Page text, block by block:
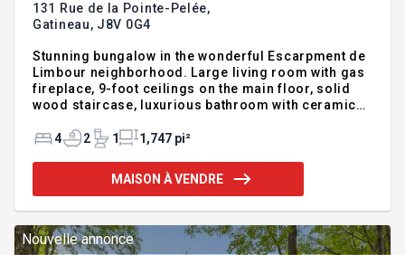
131 Rue de la Pointe-Pelée,
Gatineau, J8V 0G4
Stunning bungalow in the wonderful Escarpment de
Limbour neighborhood. Large living room with gas
fireplace, 9-foot ceilings on the main floor, solid
wood staircase, luxurious bathroom with ceramic
closet, interlock entrance, private, wooded and
visit will reveal all the extras this wonderful
property has to offer. INCLUSIONS Dishwasher, light
EXCLUSIONS Curtains and rods in the basement
bedrooms, rente
4 2 1 1,747 pi²
MAISON À VENDRE
Nouvelle annonce